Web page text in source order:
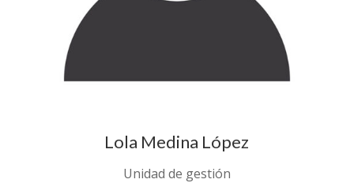
Lola Medina López
Unidad de gestión